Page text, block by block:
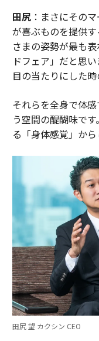
田尻：まさにその
が喜ぶものを提供
さまの姿勢が最も
ドフェア」だと思
目の当たりにした
それらを全身で体
う空間の醍醐味で
る「身体感覚」から
田尻 望 カクシン CEO